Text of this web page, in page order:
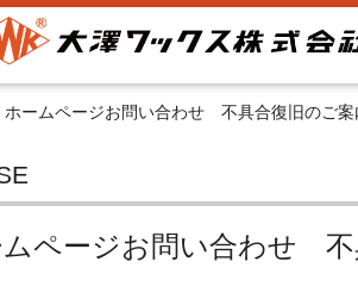
ホームページお問い合わせ 不具合復旧のご案
ムページお問い合わせ